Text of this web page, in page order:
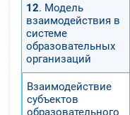
12. Модель
взаимодействия в
системе
образовательных
организаций
Взаимодействие
субъектов
образовательного